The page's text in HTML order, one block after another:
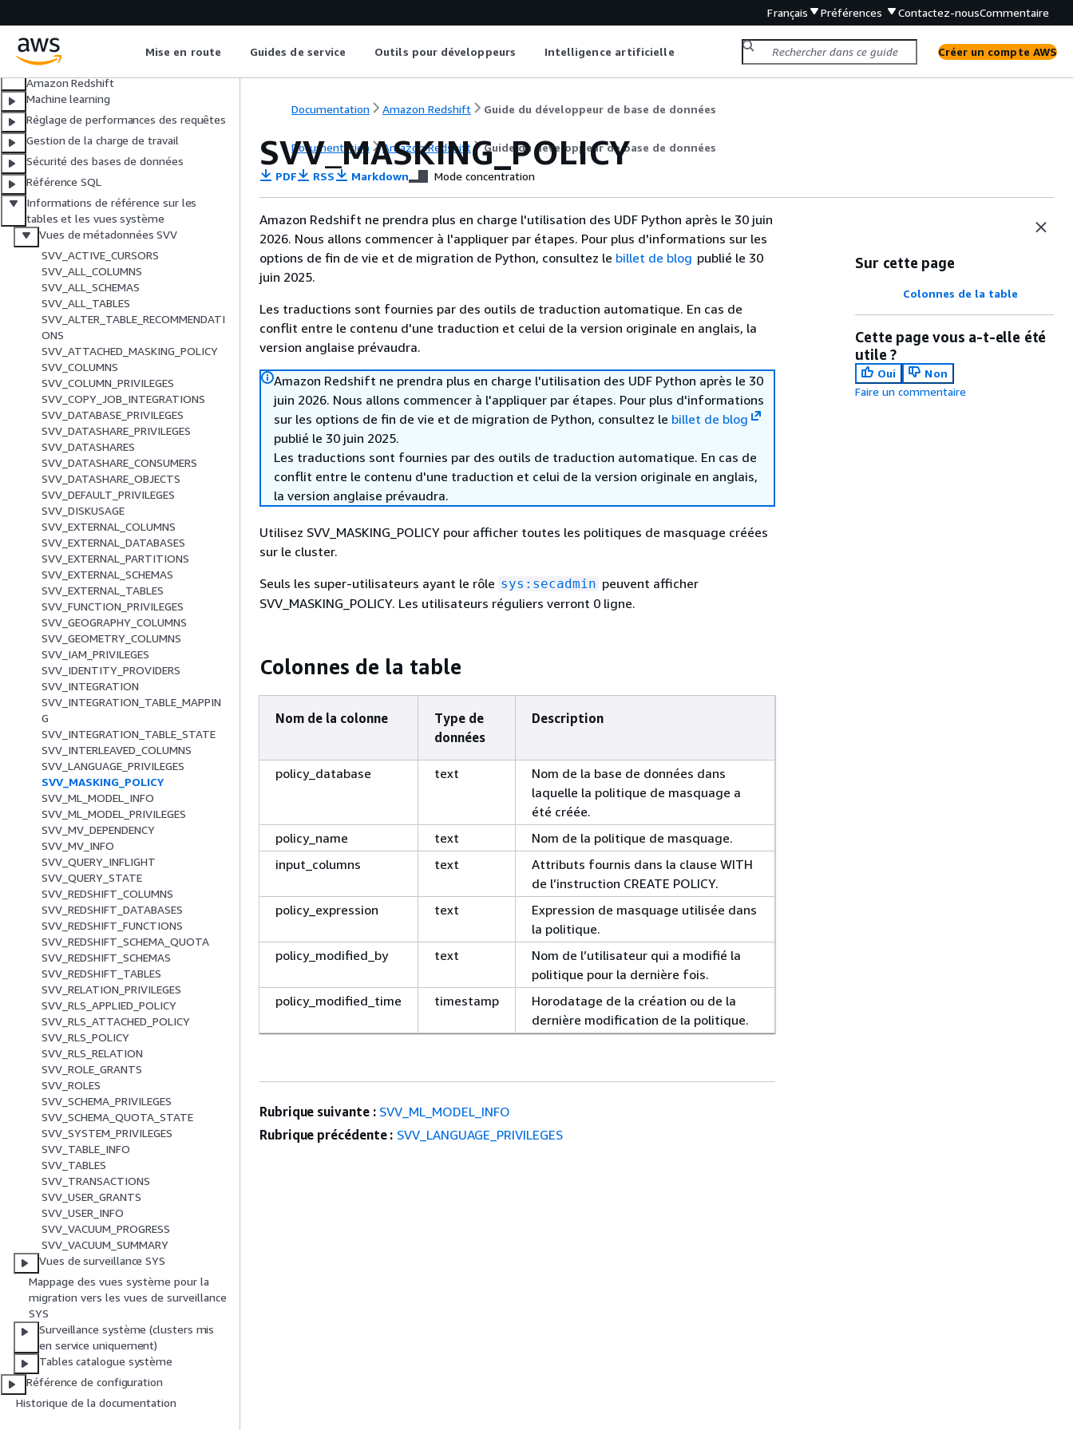
Français Préférences Contactez-nousCommentaire
Mise en route Guides de service Outils pour développeurs Intelligence artificielle Créer un compte AWS
Compatibilité d’Apache Iceberg
Partage des données
Semi-structured données dans
Amazon Redshift
Machine learning
Réglage de performances des requêtes
Gestion de la charge de travail
Sécurité des bases de données
Référence SQL
Informations de référence sur les
tables et les vues système
Vues de métadonnées SVV
SVV_ACTIVE_CURSORS
SVV_ALL_COLUMNS
SVV_ALL_SCHEMAS
SVV_ALL_TABLES
SVV_ALTER_TABLE_RECOMMENDATI
ONS
SVV_ATTACHED_MASKING_POLICY
SVV_COLUMNS
SVV_COLUMN_PRIVILEGES
SVV_COPY_JOB_INTEGRATIONS
SVV_DATABASE_PRIVILEGES
SVV_DATASHARE_PRIVILEGES
SVV_DATASHARES
SVV_DATASHARE_CONSUMERS
SVV_DATASHARE_OBJECTS
SVV_DEFAULT_PRIVILEGES
SVV_DISKUSAGE
SVV_EXTERNAL_COLUMNS
SVV_EXTERNAL_DATABASES
SVV_EXTERNAL_PARTITIONS
SVV_EXTERNAL_SCHEMAS
SVV_EXTERNAL_TABLES
SVV_FUNCTION_PRIVILEGES
SVV_GEOGRAPHY_COLUMNS
SVV_GEOMETRY_COLUMNS
SVV_IAM_PRIVILEGES
SVV_IDENTITY_PROVIDERS
SVV_INTEGRATION
SVV_INTEGRATION_TABLE_MAPPIN
G
SVV_INTEGRATION_TABLE_STATE
SVV_INTERLEAVED_COLUMNS
SVV_LANGUAGE_PRIVILEGES
SVV_MASKING_POLICY
SVV_ML_MODEL_INFO
SVV_ML_MODEL_PRIVILEGES
SVV_MV_DEPENDENCY
SVV_MV_INFO
SVV_QUERY_INFLIGHT
SVV_QUERY_STATE
SVV_REDSHIFT_COLUMNS
SVV_REDSHIFT_DATABASES
SVV_REDSHIFT_FUNCTIONS
SVV_REDSHIFT_SCHEMA_QUOTA
SVV_REDSHIFT_SCHEMAS
SVV_REDSHIFT_TABLES
SVV_RELATION_PRIVILEGES
SVV_RLS_APPLIED_POLICY
SVV_RLS_ATTACHED_POLICY
SVV_RLS_POLICY
SVV_RLS_RELATION
SVV_ROLE_GRANTS
SVV_ROLES
SVV_SCHEMA_PRIVILEGES
SVV_SCHEMA_QUOTA_STATE
SVV_SYSTEM_PRIVILEGES
SVV_TABLE_INFO
SVV_TABLES
SVV_TRANSACTIONS
SVV_USER_GRANTS
SVV_USER_INFO
SVV_VACUUM_PROGRESS
SVV_VACUUM_SUMMARY
Vues de surveillance SYS
Mappage des vues système pour la
migration vers les vues de surveillance
SYS
Surveillance système (clusters mis
en service uniquement)
Tables catalogue système
Référence de configuration
Historique de la documentation
Documentation Amazon Redshift Guide du développeur de base de données
Documentation Amazon Redshift Guide du développeur de base de données
SVV_MASKING_POLICY
PDF RSS Markdown Mode concentration
Amazon Redshift ne prendra plus en charge l'utilisation des UDF Python après le 30 juin
2026. Nous allons commencer à l'appliquer par étapes. Pour plus d'informations sur les
options de fin de vie et de migration de Python, consultez le billet de blog publié le 30
juin 2025.
Les traductions sont fournies par des outils de traduction automatique. En cas de
conflit entre le contenu d'une traduction et celui de la version originale en anglais, la
version anglaise prévaudra.
Amazon Redshift ne prendra plus en charge l'utilisation des UDF Python après le 30
juin 2026. Nous allons commencer à l'appliquer par étapes. Pour plus d'informations
sur les options de fin de vie et de migration de Python, consultez le billet de blog
publié le 30 juin 2025.
Les traductions sont fournies par des outils de traduction automatique. En cas de
conflit entre le contenu d'une traduction et celui de la version originale en anglais,
la version anglaise prévaudra.
Utilisez SVV_MASKING_POLICY pour afficher toutes les politiques de masquage créées
sur le cluster.
Seuls les super-utilisateurs ayant le rôle sys:secadmin peuvent afficher
SVV_MASKING_POLICY. Les utilisateurs réguliers verront 0 ligne.
Colonnes de la table
Nom de la colonne
Type de
données
Description
policy_database text
Nom de la base de données dans
laquelle la politique de masquage a
été créée.
policy_name
text
Nom de la politique de masquage.
input_columns
text
Attributs fournis dans la clause WITH
de l’instruction CREATE POLICY.
policy_expression
text
Expression de masquage utilisée dans
la politique.
policy_modified_by
text
Nom de l’utilisateur qui a modifié la
politique pour la dernière fois.
policy_modified_time
timestamp
Horodatage de la création ou de la
dernière modification de la politique.
Sur cette page
Colonnes de la table
Cette page vous a-t-elle été
utile ?
Oui
Non
Faire un commentaire
Rubrique suivante : SVV_ML_MODEL_INFO
Rubrique précédente : SVV_LANGUAGE_PRIVILEGES